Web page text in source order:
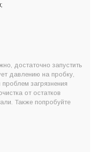
достаточно запустить
давлению на пробку,
загрязнения
от остатков
Также попробуйте